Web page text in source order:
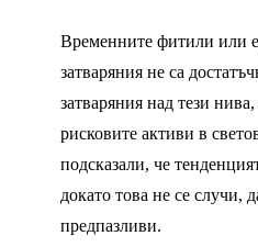
Временните фитили или
затваряния не са
затваряния над тези
рисковите активи в
подсказали, че
докато това не се случи,
предпазливи.